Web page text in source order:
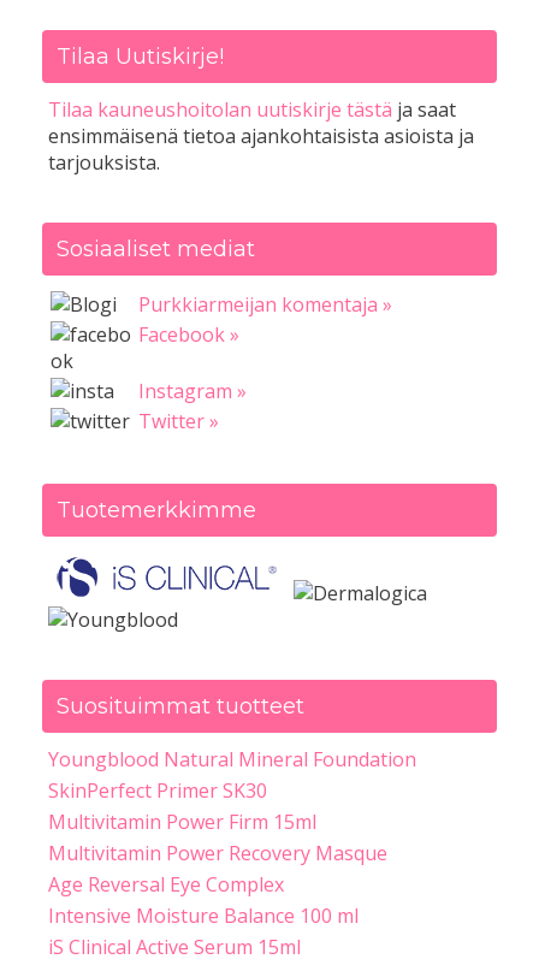
Tilaa Uutiskirje!
Tilaa kauneushoitolan uutiskirje tästä ja saat
ensimmäisenä tietoa ajankohtaisista asioista ja
tarjouksista.
Sosiaaliset mediat
Purkkiarmeijan komentaja »
Facebook »
Instagram »
Twitter »
Tuotemerkkimme
Suosituimmat tuotteet
Youngblood Natural Mineral Foundation
SkinPerfect Primer SK30
Multivitamin Power Firm 15ml
Multivitamin Power Recovery Masque
Age Reversal Eye Complex
Intensive Moisture Balance 100 ml
iS Clinical Active Serum 15ml